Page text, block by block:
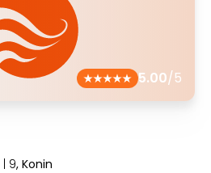
5.00/5
| 9, Konin